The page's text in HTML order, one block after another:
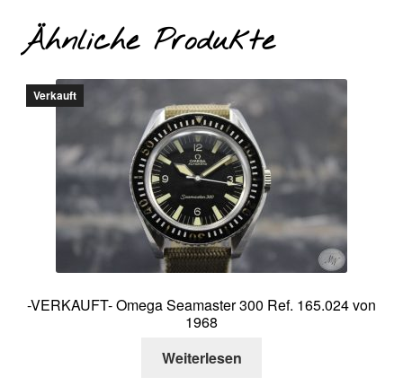
Ähnliche Produkte
Verkauft
-VERKAUFT- Omega Seamaster 300 Ref. 165.024 von
1968
Weiterlesen